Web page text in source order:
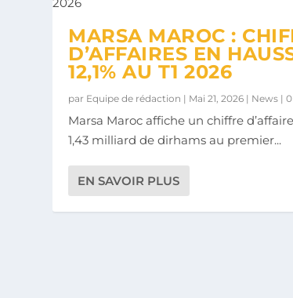
MARSA MAROC :
D’AFFAIRES EN
12,1% AU T1 2026
par Equipe de rédaction | Mai 21, 2026 | News |
Marsa Maroc affiche un chiffre
1,43 milliard de dirhams au premier...
EN SAVOIR PLUS